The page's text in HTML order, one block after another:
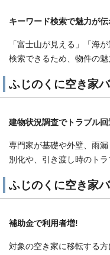
キーワード検索で魅力が伝
「富士山が見える」「海
検索できるため、物件の
ふじのくに空き家
建物状況調査でトラブル回
専門家が基礎や外壁、雨
別化や、引き渡し時のト
ふじのくに空き家
補助金で利用者増!
対象の空き家に移転する